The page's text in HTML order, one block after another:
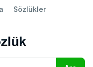
Sözlükler